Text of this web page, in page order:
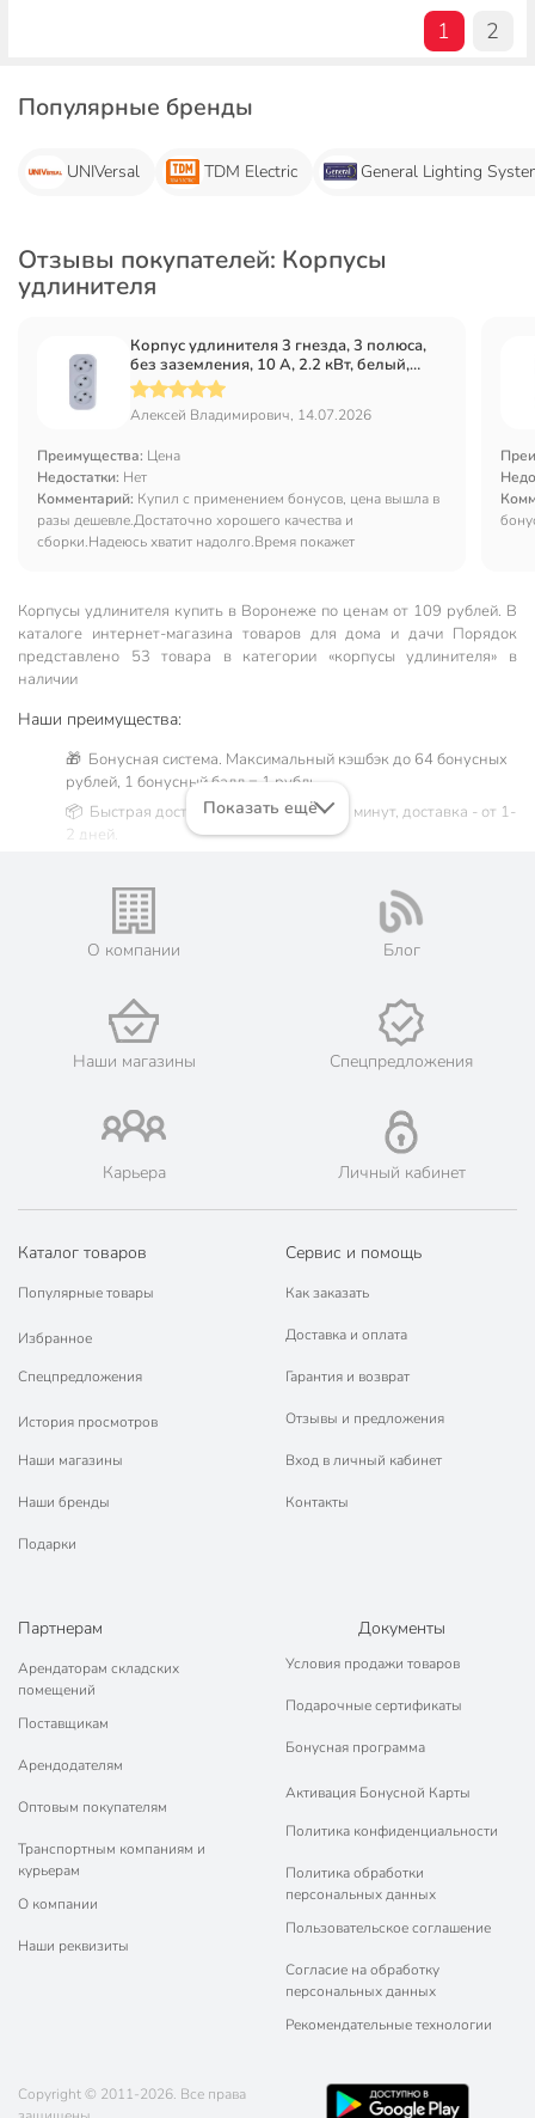
1 2
Популярные бренды
UNIVersal TDM Electric General Lighting
Отзывы покупателей: Корпусы
удлинителя
Корпус удлинителя 3 гнезда, 3 полюса,
без заземления, 10 А, 2.2 кВт, белый,
UNIVersal, E203
Алексей Владимирович, 14.07.2026
Преимущества: Цена
Недостатки: Нет
Комментарий: Купил с применением бонусов, цена вышла в
разы дешевле.Достаточно хорошего качества и
сборки.Надеюсь хватит надолго.Время покажет
Корпусы удлинителя купить в Воронеже по ценам от 109 рублей. В
каталоге интернет-магазина товаров для дома и дачи Порядок
представлено 53 товара в категории «корпусы удлинителя» в
наличии
Наши преимущества:
🎁 Бонусная система. Максимальный кэшбэк до 64 бонусных
рублей, 1 бонусный балл = 1 рубль.
📦 Быстрая доставка. Самовывоз от 60 минут, доставка - от 1-
2 дней.
Жители Воронежской области могут сделать заказ и оплатить
его онлайн на официальном сайте сети магазинов Порядок.
Мы предлагаем бесплатную курьерскую доставку для товара
«корпусы удлинителя» при заказе от 3000 рублей в такие
Воронеж, Калач, Кантемировка, Лиски, Новая Усмань,
Нововоронеж, Острогожск, Павловск, Россошь, Семилуки,
Эртиль.
💳 Оплата: онлайн на сайте интернет-гипермаркета или
🛍 Скидки, акции, распродажи каждый день!
📜 Только оригинальная продукция. Интернет-гипермаркет
Порядок - официальный представитель ведущих мировых
марок.
Показать ещё
О компании Блог
Наши магазины Спецпредложения
Карьера Личный кабинет
Каталог товаров
Популярные товары
Избранное
Спецпредложения
История просмотров
Наши магазины
Наши бренды
Подарки
Сервис и помощь
Как заказать
Доставка и оплата
Гарантия и возврат
Отзывы и предложения
Вход в личный кабинет
Контакты
Партнерам
Арендаторам складских
помещений
Поставщикам
Арендодателям
Оптовым покупателям
Транспортным компаниям и
курьерам
О компании
Наши реквизиты
Документы
Условия продажи товаров
Подарочные сертификаты
Бонусная программа
Активация Бонусной Карты
Политика конфиденциальности
Политика обработки
персональных данных
Пользовательское соглашение
Согласие на обработку
персональных данных
Рекомендательные технологии
Copyright © 2011-2026. Все права